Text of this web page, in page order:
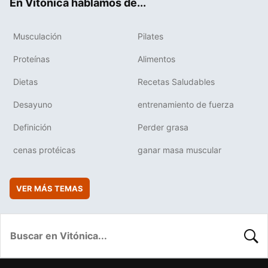
En Vitónica hablamos de...
Musculación Pilates
Proteínas Alimentos
Dietas Recetas Saludables
Desayuno entrenamiento de fuerza
Definición Perder grasa
cenas protéicas ganar masa muscular
VER MÁS TEMAS